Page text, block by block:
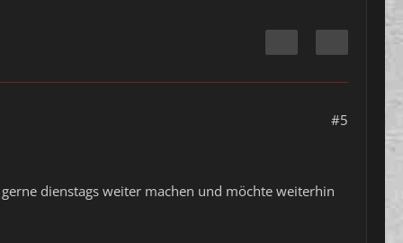
#5
dienstags weiter machen und möchte weiterhin